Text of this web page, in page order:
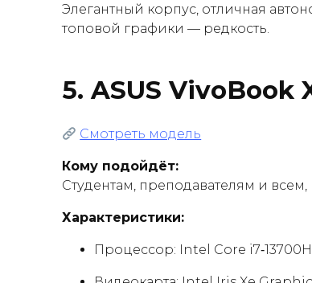
Элегантный корпус, отличная
топовой графики — редкость.
5. ASUS VivoBook
Смотреть модель
Кому подойдёт:
Студентам, преподавателям и
Характеристики:
Процессор: Intel Core i7‑13700H